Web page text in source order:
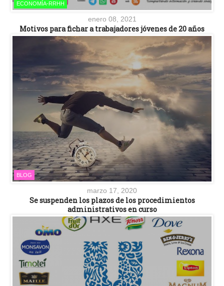
ECONOMÍA-RRHH
enero 08, 2021
Motivos para fichar a trabajadores jóvenes de 20 años
BLOG
marzo 17, 2020
Se suspenden los plazos de los procedimientos
administrativos en curso